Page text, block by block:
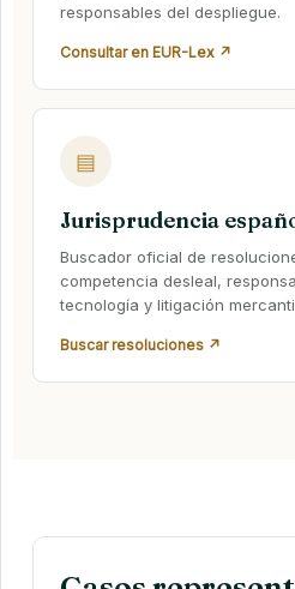
responsables del despliegue.
Consultar en EUR-Lex ↗
▤
Jurisprudencia
Buscador oficial de
competencia desleal,
tecnología y litigación
Buscar resoluciones ↗